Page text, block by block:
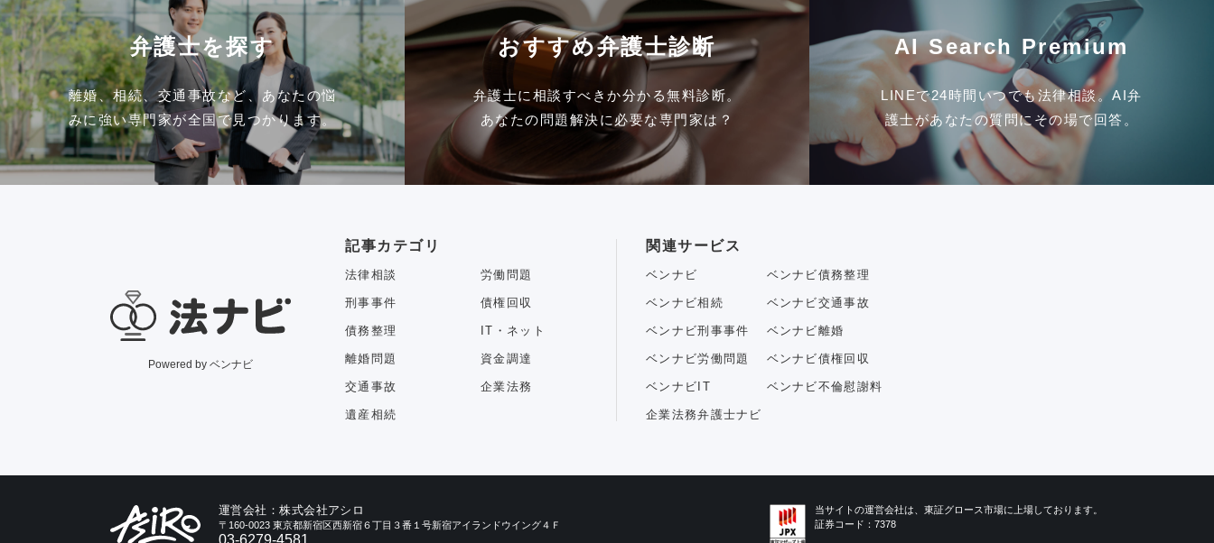
弁護士を探す
離婚、相続、交通事故など、あなたの悩
みに強い専門家が全国で見つかります。
おすすめ弁護士診断
弁護士に相談すべきか分かる無料診断。
あなたの問題解決に必要な専門家は？
AI Search Premium
LINEで24時間いつでも法律相談。AI弁
護士があなたの質問にその場で回答。
Powered by ベンナビ
記事カテゴリ
法律相談 労働問題
刑事事件 債権回収
債務整理 IT・ネット
離婚問題 資金調達
交通事故 企業法務
遺産相続
関連サービス
ベンナビ ベンナビ債務整理
ベンナビ相続 ベンナビ交通事故
ベンナビ刑事事件 ベンナビ離婚
ベンナビ労働問題 ベンナビ債権回収
ベンナビIT ベンナビ不倫慰謝料
企業法務弁護士ナビ
運営会社：株式会社アシロ
〒160-0023 東京都新宿区西新宿６丁目３番１号新宿アイランドウイング４Ｆ
03-6279-4581
当サイトの運営会社は、東証グロース市場に上場しております。
証券コード：7378